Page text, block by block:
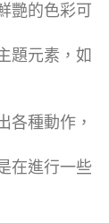
艷的色彩可
題元素，如
各種動作，
在進行一些